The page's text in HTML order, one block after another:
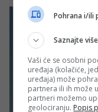
Pohrana i/ili
Saznajte više
Vaši će se osobni
uređaja (kolačiće,
uređaja) može
partnera ili ih može
partneri možemo
geolociranju. Popis